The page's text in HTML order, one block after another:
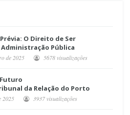
O Direito de Ser
Pública
de 2025 5678 visualizações
da Relação do Porto
2025 3937 visualizações